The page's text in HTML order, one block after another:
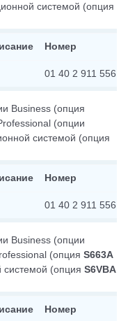
системой (опция
Номер
01 40 2 911 556
Business (опция
(опции
системой (опция
Номер
01 40 2 911 556
Business (опции
(опция S663A
(опция S6VBA
Номер